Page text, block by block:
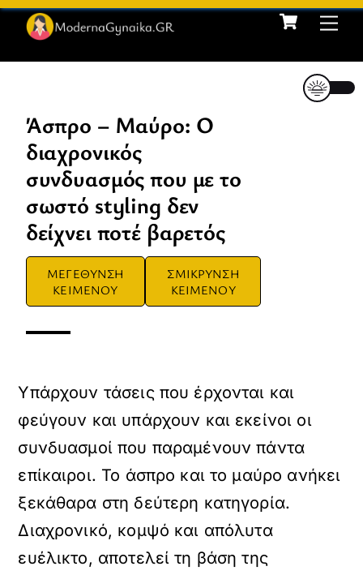
Skip
content
Cart
Άσπρο – Μαύρο: O
διαχρονικός
συνδυασμός που με το
σωστό styling δεν
δείχνει ποτέ βαρετός
ΜΕΓΕΘΥΝΣΗ
ΚΕΙΜΕΝΟΥ
ΣΜΙΚΡΥΝΣΗ
ΚΕΙΜΕΝΟΥ
​Υπάρχουν τάσεις που έρχονται και
φεύγουν και υπάρχουν και εκείνοι οι
συνδυασμοί που παραμένουν πάντα
επίκαιροι. Το άσπρο και το μαύρο ανήκει
ξεκάθαρα στη δεύτερη κατηγορία.
Διαχρονικό, κομψό και απόλυτα
ευέλικτο, αποτελεί τη βάση της